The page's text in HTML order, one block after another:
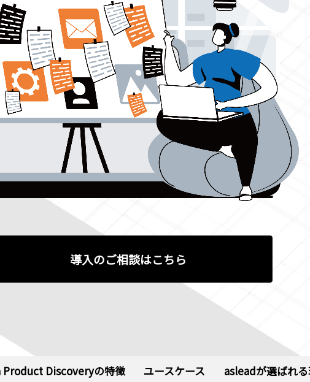
導入のご相談はこちら
Discoveryの特徴 ユースケース asleadが選ばれ